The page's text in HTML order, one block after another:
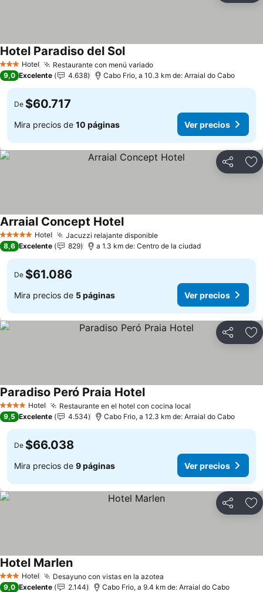
3 Estrellas
Hotel Restaurante con menú variadoVer precios
Hotel Paradiso del SolVer precios
9,0 Excelente 4.638 Cabo Frio, a 10.3 km de: Arraial do Cabo
De $60.717
Mira precios de 10 páginas Ver precios
Compartir
5 Estrellas Hotel Jacuzzi relajante disponibleVer precios
Arraial Concept HotelVer precios
8,6 Excelente 829 a 1.3 km de: Centro de la ciudad
De $61.086
Mira precios de 5 páginas Ver precios
Compartir
4 EstrellasHotel Restaurante en el hotel con cocina local
Paradiso Peró Praia HotelVer precios
9,5 Excelente 4.534 Cabo Frio, a 12.3 km de: Arraial do Cabo
De $66.038
Mira precios de 9 páginas Ver precios
Compartir
3 Estrellas
Hotel Desayuno con vistas en la azotea
Hotel MarlenVer precios
9,0 Excelente 2.144 Cabo Frio, a 9.4 km de: Arraial do Cabo